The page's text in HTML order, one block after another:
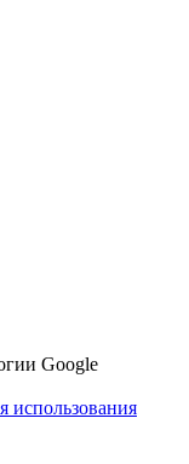
Google
использования